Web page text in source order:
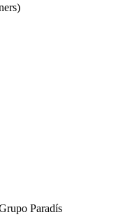
Paradís